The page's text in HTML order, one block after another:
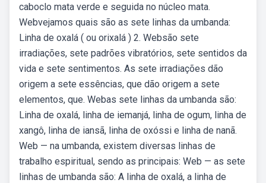
caboclo mata verde e seguida no núcleo mata.
Webvejamos quais são as sete linhas da umbanda:
Linha de oxalá ( ou orixalá ) 2. Websão sete
irradiações, sete padrões vibratórios, sete sentidos da
vida e sete sentimentos. As sete irradiações dão
origem a sete essências, que dão origem a sete
elementos, que. Webas sete linhas da umbanda são:
Linha de oxalá, linha de iemanjá, linha de ogum, linha de
xangô, linha de iansã, linha de oxóssi e linha de nanã.
Web — na umbanda, existem diversas linhas de
trabalho espiritual, sendo as principais: Web — as sete
linhas de umbanda são: A linha de oxalá, a linha de